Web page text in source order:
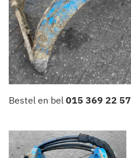
Bestel en bel 015 369 22 57